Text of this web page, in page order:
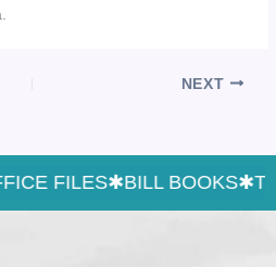
NEXT
FILES✱BILL BOOKS✱